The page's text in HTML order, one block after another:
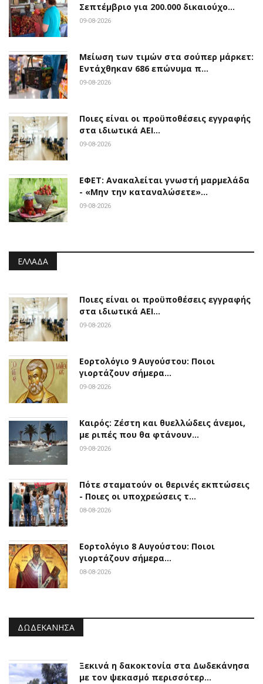
Σεπτέμβριο για 200.000 δικαιούχο…
09-08-2026
Μείωση των τιμών στα σούπερ μάρκετ:
Εντάχθηκαν 686 επώνυμα π…
09-08-2026
Ποιες είναι οι προϋποθέσεις εγγραφής
στα ιδιωτικά ΑΕΙ…
09-08-2026
ΕΦΕΤ: Ανακαλείται γνωστή μαρμελάδα
- «Μην την καταναλώσετε»…
09-08-2026
ΕΛΛΆΔΑ
Ποιες είναι οι προϋποθέσεις εγγραφής
στα ιδιωτικά ΑΕΙ…
09-08-2026
Εορτολόγιο 9 Αυγούστου: Ποιοι
γιορτάζουν σήμερα…
09-08-2026
Καιρός: Ζέστη και θυελλώδεις άνεμοι,
με ριπές που θα φτάνουν…
09-08-2026
Πότε σταματούν οι θερινές εκπτώσεις
- Ποιες οι υποχρεώσεις τ…
08-08-2026
Εορτολόγιο 8 Αυγούστου: Ποιοι
γιορτάζουν σήμερα…
08-08-2026
ΔΩΔΕΚΆΝΗΣΑ
Ξεκινά η δακοκτονία στα Δωδεκάνησα
με τον ψεκασμό περισσότερ…